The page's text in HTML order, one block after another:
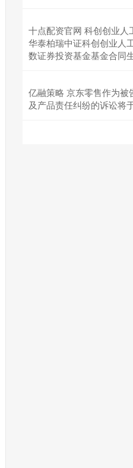
十点配资官网 科创创业人
华泰柏瑞中证科创创业人
数证券投资基金基金合同
亿融策略 京东零售作为被
及产品责任纠纷的诉讼将